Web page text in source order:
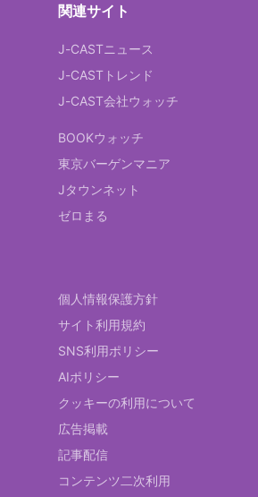
関連サイト
J-CASTニュース
J-CASTトレンド
J-CAST会社ウォッチ
BOOKウォッチ
東京バーゲンマニア
Jタウンネット
ゼロまる
個人情報保護方針
サイト利用規約
SNS利用ポリシー
AIポリシー
クッキーの利用について
広告掲載
記事配信
コンテンツ二次利用